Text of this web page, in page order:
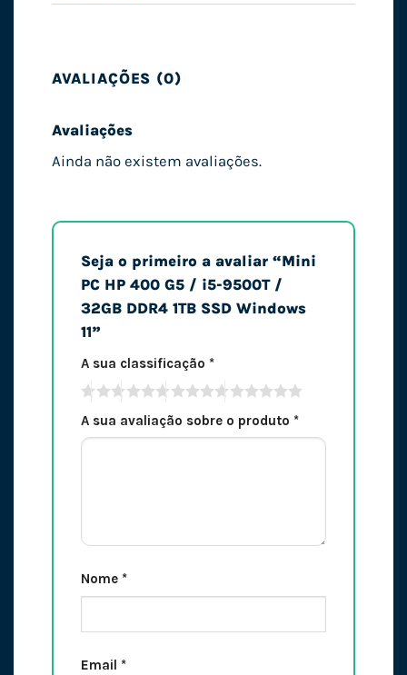
AVALIAÇÕES (0)
Avaliações
Ainda não existem avaliações.
Seja o primeiro a avaliar “Mini
PC HP 400 G5 / i5-9500T /
32GB DDR4 1TB SSD Windows
11”
A sua classificação *
A sua avaliação sobre o produto *
Nome *
Email *